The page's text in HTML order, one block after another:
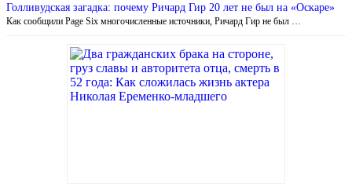
Голливудская загадка: почему Ричард Гир 20 лет не был на «Оскаре»
Как сообщили Page Six многочисленные источники, Ричард Гир не был …